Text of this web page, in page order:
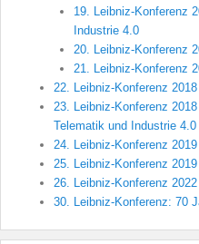
19. Leibniz-Konferenz
Industrie 4.0
20. Leibniz-Konferenz
21. Leibniz-Konferenz
22. Leibniz-Konferenz
23. Leibniz-Konferenz
Telematik und Industrie 4.0
24. Leibniz-Konferenz
25. Leibniz-Konferenz
26. Leibniz-Konferenz
30. Leibniz-Konferenz: 70